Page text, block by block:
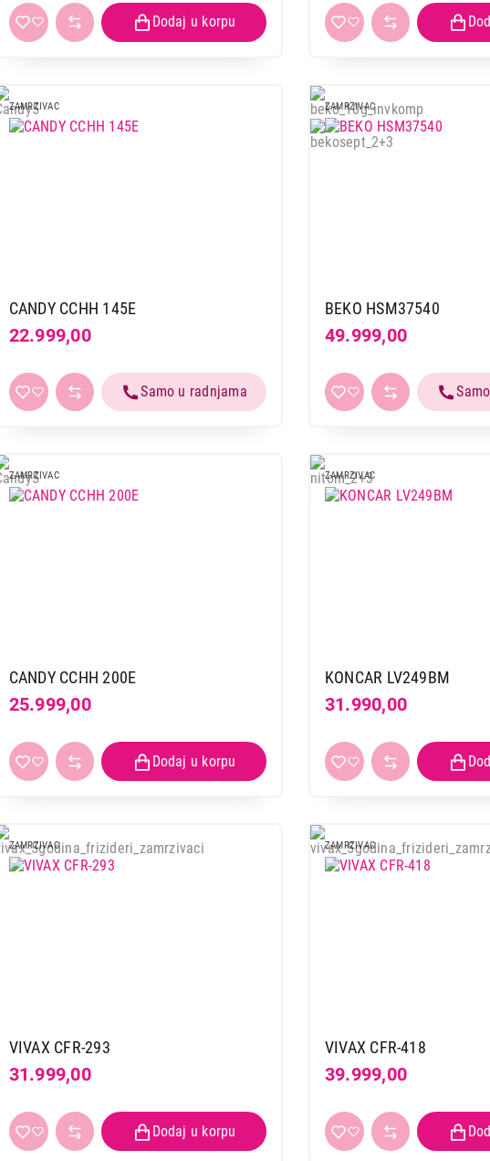
ZAMRZIVAC
CANDY CCHH 145E
22.999,00
ZAMRZIVAC
BEKO HSM37540
49.999,00
ZAMRZIVAC
CANDY CCHH 200E
25.999,00
ZAMRZIVAC
KONCAR LV249BM
31.990,00
ZAMRZIVAC
VIVAX CFR-293
31.999,00
ZAMRZIVAC
VIVAX CFR-418
39.999,00
27.999,00
Proizvod je dodat u korpu.
Ukupno u korpi:0,00